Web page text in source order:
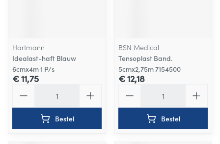
Hartmann
Idealast-haft Blauw
6cmx4m 1 P/s
€ 11,75
Bestel
BSN Medical
Tensoplast Band.
5cmx2,75m 7154500
€ 12,18
Bestel